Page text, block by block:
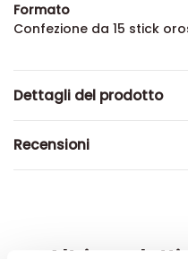
Formato
Confezione da 15 stick
Dettagli del prodotto
Recensioni